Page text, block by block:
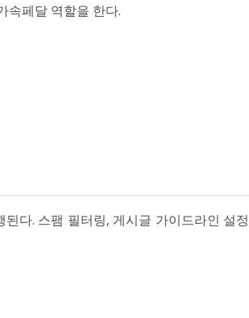
속페달 역할을 한다.
다. 스팸 필터링, 게시글 가이드라인 설